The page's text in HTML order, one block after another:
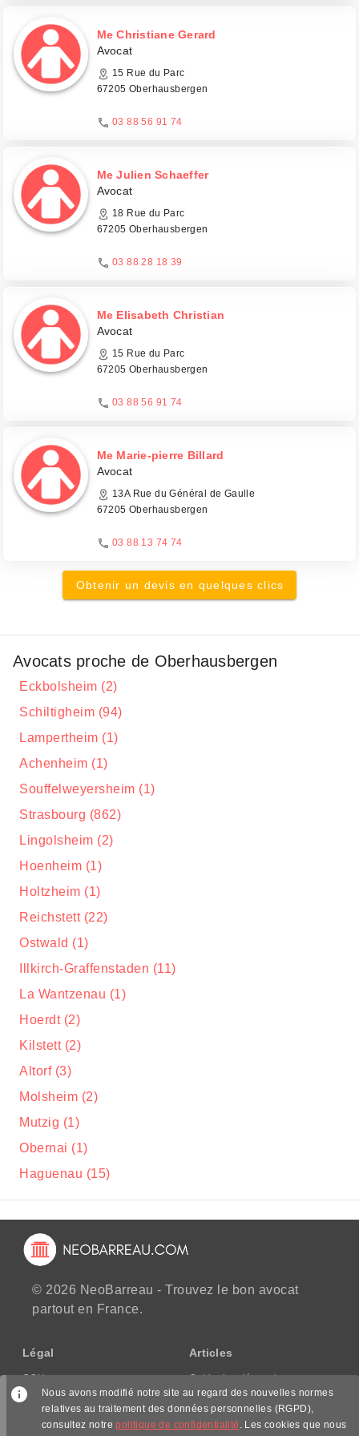
Me Christiane Gerard
Avocat
15 Rue du Parc
67205 Oberhausbergen
03 88 56 91 74
Me Julien Schaeffer
Avocat
18 Rue du Parc
67205 Oberhausbergen
03 88 28 18 39
Me Elisabeth Christian
Avocat
15 Rue du Parc
67205 Oberhausbergen
03 88 56 91 74
Me Marie-pierre Billard
Avocat
13A Rue du Général de Gaulle
67205 Oberhausbergen
03 88 13 74 74
Obtenir un devis en quelques clics
Avocats proche de Oberhausbergen
Eckbolsheim (2)
Schiltigheim (94)
Lampertheim (1)
Achenheim (1)
Souffelweyersheim (1)
Strasbourg (862)
Lingolsheim (2)
Hoenheim (1)
Holtzheim (1)
Reichstett (22)
Ostwald (1)
Illkirch-Graffenstaden (11)
La Wantzenau (1)
Hoerdt (2)
Kilstett (2)
Altorf (3)
Molsheim (2)
Mutzig (1)
Obernai (1)
Haguenau (15)
© 2026 NeoBarreau - Trouvez le bon avocat
partout en France.
Légal
CGU
CGV/CPPS
Articles
Guide des démarches
Nous avons modifié notre site au regard des nouvelles normes
relatives au traitement des données personnelles (RGPD),
consultez notrepolitique de confidentialité . Les cookies que nous